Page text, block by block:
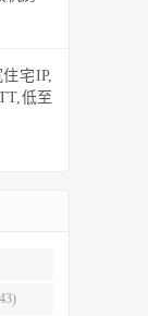
宅IP,
低至